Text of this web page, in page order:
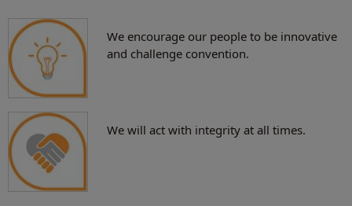
We encourage our people to be innovative
and challenge convention.
We will act with integrity at all times.